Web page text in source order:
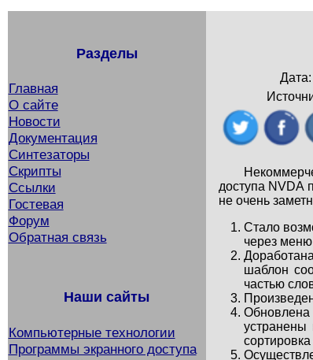
Разделы
Главная
О сайте
Новости
Документация
Синтезаторы
Скрипты
Ссылки
Гостевая
Форум
Обратная связь
Наши сайты
Компьютерные технологии
Программы экранного доступа
Дата:
доступа NVDA
не очень
Стало
через
шаблон
частью
Обновлена
устранены